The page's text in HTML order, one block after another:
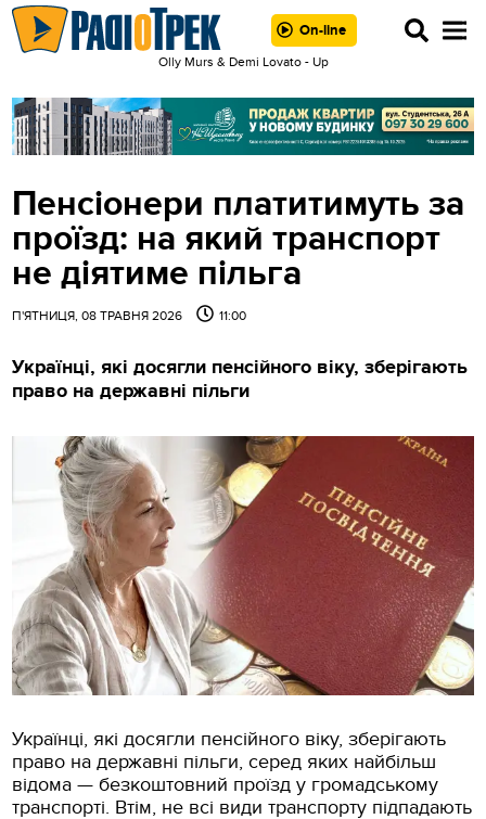
On-line
Olly Murs & Demi Lovato - Up
Пенсіонери платитимуть за
проїзд: на який транспорт
не діятиме пільга
П'ЯТНИЦЯ, 08 ТРАВНЯ 2026 11:00
Українці, які досягли пенсійного віку, зберігають
право на державні пільги
Українці, які досягли пенсійного віку, зберігають
право на державні пільги, серед яких найбільш
відома — безкоштовний проїзд у громадському
транспорті. Втім, не всі види транспорту підпадають